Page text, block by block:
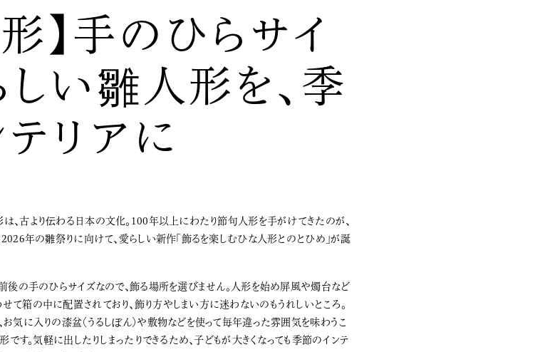
】手のひらサイ
い雛人形を、季
リアに
年の雛祭りに向けて、愛らしい新作「飾るを楽しむひな人形とのとひめ」が誕
の手のひらサイズなので、飾る場所を選びません。人形を始め屏風や燭台など
て箱の中に配置されており、飾り方やしまい方に迷わないのもうれしいところ。
気に入りの漆盆（うるしぼん）や敷物などを使って毎年違った雰囲気を味わうこ
です。気軽に出したりしまったりできるため、子どもが大きくなっても季節のインテ